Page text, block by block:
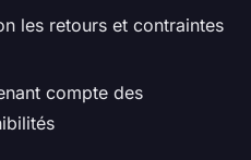
les retours et contraintes
compte des